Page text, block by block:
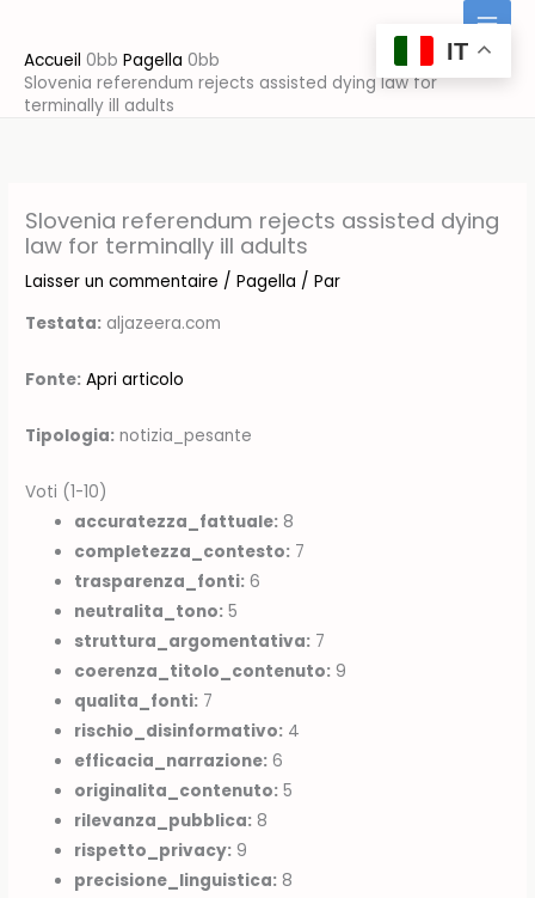
contenu
Accueil
Pagella
Slovenia referendum rejects assisted dying law for
terminally ill adults
Slovenia referendum rejects assisted dying
law for terminally ill adults
Laisser un commentaire /Pagella / Par
Testata: aljazeera.com
Fonte: Apri articolo
Tipologia: notizia_pesante
Voti (1-10)
accuratezza_fattuale: 8
completezza_contesto: 7
trasparenza_fonti: 6
neutralita_tono: 5
struttura_argomentativa: 7
coerenza_titolo_contenuto: 9
qualita_fonti: 7
rischio_disinformativo: 4
efficacia_narrazione: 6
originalita_contenuto: 5
rilevanza_pubblica: 8
rispetto_privacy: 9
precisione_linguistica: 8
IT